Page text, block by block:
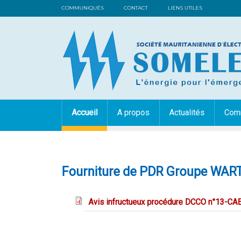
COMMUNIQUÉS CONTACT LIENS UTILES
Accueil A propos Actualités
Fourniture de PDR Groupe
Avis infructueux procédure DCCO n°13-